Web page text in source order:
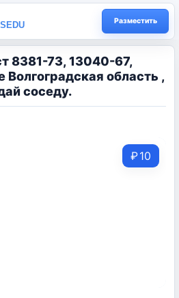
Разместить
8381-73, 13040-67,
Волгоградская область ,
соседу.
₽10